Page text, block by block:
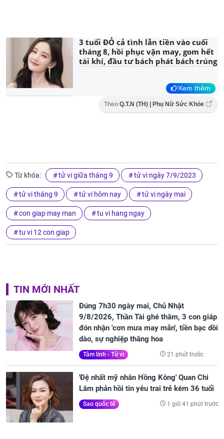
3 tuổi ĐỎ cả tình lẫn tiền vào cuối
tháng 8, hồi phục vận may, gom hết
tài khí, đầu tư bách phát bách trúng
Xem thêm
Theo Q.T.N (TH) | Phụ Nữ Sức Khỏe
Từ khóa: tử vi giữa tháng 9 tử vi ngày 7/9/2023
tử vi tháng 9 tử vi hôm nay tử vi ngày mai
con giap may man tu vi hang ngay
tu vi 12 con giap
TIN MỚI NHẤT
Đúng 7h30 ngày mai, Chủ Nhật
9/8/2026, Thần Tài ghé thăm, 3 con giáp
đón nhận 'cơn mưa may mắn', tiền bạc dồi
dào, sự nghiệp thăng hoa
Tâm linh - Tử vi 21 phút trước
'Đệ nhất mỹ nhân Hồng Kông' Quan Chi
Lâm phản hồi tin yêu trai trẻ kém 36 tuổi
Sao quốc tế 1 giờ 41 phút trước